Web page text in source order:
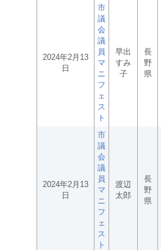
2024年2月13
日
市
議
会
議
員
マ
ニ
フ
ェ
ス
ト
早出
すみ
子
長
野
県
2024年2月13
日
市
議
会
議
員
マ
ニ
フ
ェ
ス
ト
渡辺
太郎
長
野
県